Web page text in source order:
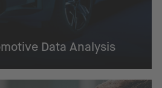
Data Analysis